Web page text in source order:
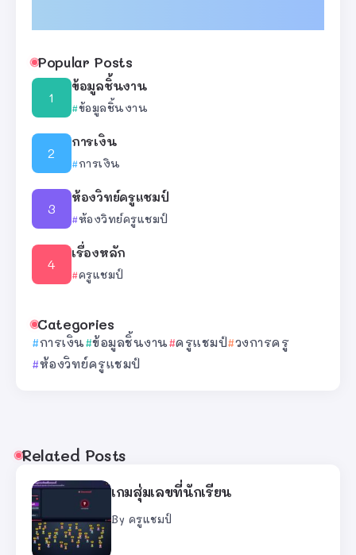
Popular Posts
ข้อมูลชิ้นงาน
ข้อมูลชิ้นงาน
การเงิน
การเงิน
ห้องวิทย์ครูแชมป์
ห้องวิทย์ครูแชมป์
เรื่องหลัก
ครูแชมป์
Categories
การเงิน ข้อมูลชิ้นงาน ครูแชมป์ วงการครู
ห้องวิทย์ครูแชมป์
Related Posts
เกมสุ่มเลขที่นักเรียน
By ครูแชมป์